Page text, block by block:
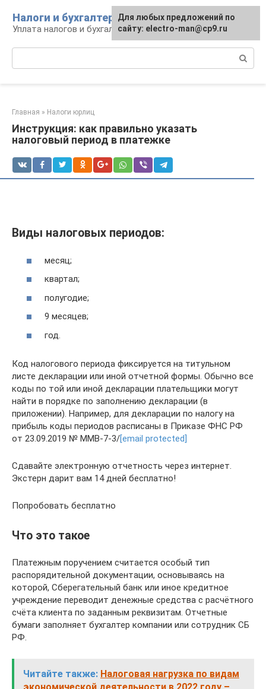
контенту
Налоги и бухгалтерия
Уплата налогов и бухгалтерская отчётность
Главная » Налоги юрлиц
Инструкция: как правильно указать
налоговый период в платежке
Виды налоговых периодов:
месяц;
квартал;
полугодие;
9 месяцев;
год.
Код налогового периода фиксируется на титульном
листе декларации или иной отчетной формы. Обычно все
коды по той или иной декларации плательщики могут
найти в порядке по заполнению декларации (в
приложении). Например, для декларации по налогу на
прибыль коды периодов расписаны в Приказе ФНС РФ
от 23.09.2019 № ММВ-7-3/[email protected]
Сдавайте электронную отчетность через интернет.
Экстерн дарит вам 14 дней бесплатно!
Попробовать бесплатно
Что это такое
Платежным поручением считается особый тип
распорядительной документации, основываясь на
которой, Сберегательный банк или иное кредитное
учреждение переводит денежные средства с расчётного
счёта клиента по заданным реквизитам. Отчетные
бумаги заполняет бухгалтер компании или сотрудник СБ
РФ.
Читайте также: Налоговая нагрузка по видам
Для любых предложений по
сайту: electro-man@cp9.ru